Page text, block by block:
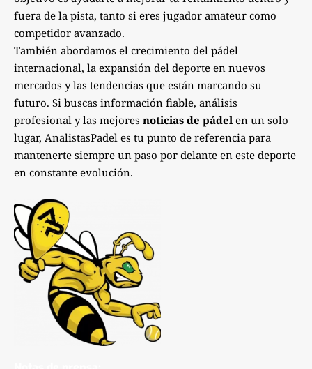
fuera de la pista, tanto si eres jugador amateur como
competidor avanzado.
También abordamos el crecimiento del pádel
internacional, la expansión del deporte en nuevos
mercados y las tendencias que están marcando su
futuro. Si buscas información fiable, análisis
profesional y las mejores noticias de pádel en un solo
lugar, AnalistasPadel es tu punto de referencia para
mantenerte siempre un paso por delante en este deporte
en constante evolución.